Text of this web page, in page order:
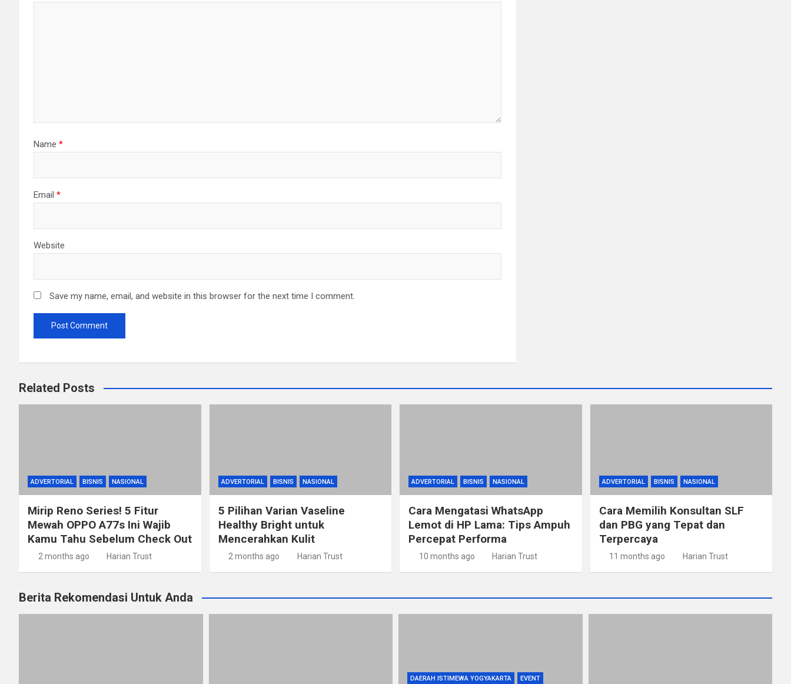
Name *
Email *
Website
Save my name, email, and website in this browser for the next time I comment.
Related Posts
ADVERTORIAL BISNIS NASIONAL
Mirip Reno Series! 5 Fitur
Mewah OPPO A77s Ini Wajib
Kamu Tahu Sebelum Check Out
2 months ago Harian Trust
ADVERTORIAL BISNIS NASIONAL
5 Pilihan Varian Vaseline
Healthy Bright untuk
Mencerahkan Kulit
2 months ago Harian Trust
ADVERTORIAL BISNIS NASIONAL
Cara Mengatasi WhatsApp
Lemot di HP Lama: Tips Ampuh
Percepat Performa
10 months ago Harian Trust
ADVERTORIAL BISNIS NASIONAL
Cara Memilih Konsultan SLF
dan PBG yang Tepat dan
Terpercaya
11 months ago Harian Trust
Berita Rekomendasi Untuk Anda
DAERAH ISTIMEWA YOGYAKARTA EVENT